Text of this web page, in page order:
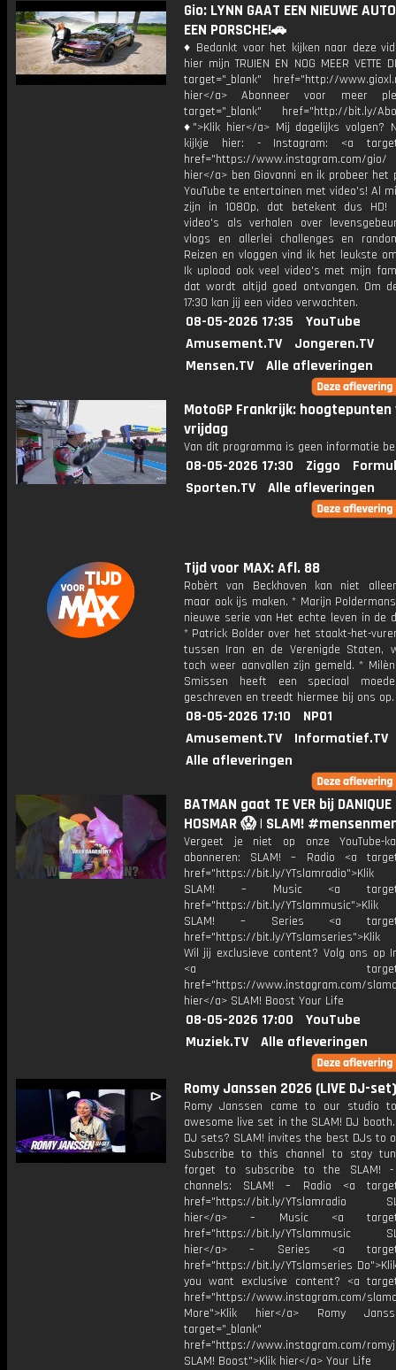
Gio: LYNN GAAT EEN NIEUWE
EEN PORSCHE!🚗
♦ Bedankt voor het kijken naar deze
hier mijn TRUIEN EN NOG MEER VETTE
target="_blank" href="http://
hier</a> Abonneer voor meer
target="_blank" href="http://bit.ly/
♦">Klik hier</a> Mij dagelijks volgen?
kijkje hier: - Instagram: <a
href="https://www.instagram.com/
hier</a> ben Giovanni en ik probeer het
YouTube te entertainen met video's! Al
zijn in 1080p, dat betekent dus HD!
video's als verhalen over
vlogs en allerlei challenges en
Reizen en vloggen vind ik het leukste
Ik upload ook veel video's met mijn
dat wordt altijd goed ontvangen. Om
17:30 kan jij een video verwachten.
08-05-2026 17:35
YouTube
Amusement.TV
Jongeren.TV
Mensen.TV
Alle afleveringen
MotoGP Frankrijk: hoogtepunten
vrijdag
Van dit programma is geen informatie
08-05-2026 17:30 Ziggo
Sporten.TV
Alle afleveringen
Tijd voor MAX: Afl. 88
Robèrt van Beckhoven kan niet
maar ook ijs maken. * Marijn
nieuwe serie van Het echte leven in de
* Patrick Bolder over het staakt-het-
tussen Iran en de Verenigde Staten,
toch weer aanvallen zijn gemeld. *
Smissen heeft een speciaal
geschreven en treedt hiermee bij ons op.
08-05-2026 17:10
NPO1
Amusement.TV
Informatief.TV
Alle afleveringen
BATMAN gaat TE VER bij DANIQUE
HOSMAR 😱 | SLAM!
Vergeet je niet op onze YouTube-
abonneren: SLAM! – Radio <a
href="https://bit.ly/
SLAM! – Music <a
href="https://bit.ly/
SLAM! – Series <a
href="https://bit.ly/
Wil jij exclusieve content? Volg ons op
<a
href="https://www.instagram.com/
hier</a> SLAM! Boost Your Life
08-05-2026 17:00
YouTube
Muziek.TV
Alle afleveringen
Romy Janssen 2026 (LIVE DJ-
Romy Janssen came to our studio
awesome live set in the SLAM! DJ
DJ sets? SLAM! invites the best DJs to
Subscribe to this channel to stay
forget to subscribe to the SLAM! -
channels: SLAM! – Radio <a
href="https://bit.ly/YTslamradio
hier</a> – Music <a
href="https://bit.ly/YTslammusic
hier</a> – Series <a
href="https://bit.ly/YTslamseries
you want exclusive content? <a
href="https://www.instagram.com/
More">Klik hier</a> Romy
target="_blank"
href="https://www.instagram.com/
SLAM! Boost">Klik hier</a> Your Life